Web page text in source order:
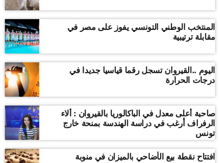
المنتخب الوطني التونسي يفوز على مصر في
مقابلة ترتيبية
اليوم ..القيروان تسجل رقما قياسيا جديدا في
درجات الحرارة
صاحبة أعلى معدل في الباكالوريا بالقيروان : ألاء
الرفراف أرغب في دراسة الهندسة بمنحة خارج
تونس
افتتاح نقطة بيع الأضاحي بالميزان في منوبة